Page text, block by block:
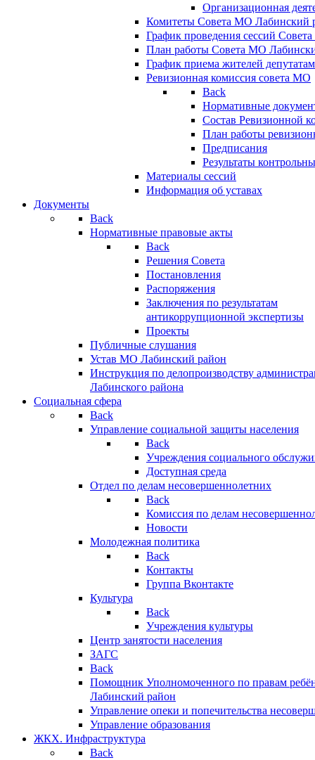
Организационная
Комитеты Совета МО Лабинский
График проведения сессий
План работы Совета МО
График приема жителей
Ревизионная комиссия совета МО
Back
Нормативные
Состав Ревизионной
План работы
Предписания
Результаты
Материалы сессий
Информация об уставах
Документы
Back
Нормативные правовые акты
Back
Решения Совета
Постановления
Распоряжения
Заключения по результатам
антикоррупционной экспертизы
Проекты
Публичные слушания
Устав МО Лабинский район
Инструкция по делопроизводству
Лабинского района
Социальная сфера
Back
Управление социальной защиты населения
Back
Учреждения социального
Доступная среда
Отдел по делам несовершеннолетних
Back
Комиссия по делам
Новости
Молодежная политика
Back
Контакты
Группа Вконтакте
Культура
Back
Учреждения культуры
Центр занятости населения
ЗАГС
Back
Помощник Уполномоченного по правам
Лабинский район
Управление опеки и попечительства
Управление образования
ЖКХ. Инфраструктура
Back